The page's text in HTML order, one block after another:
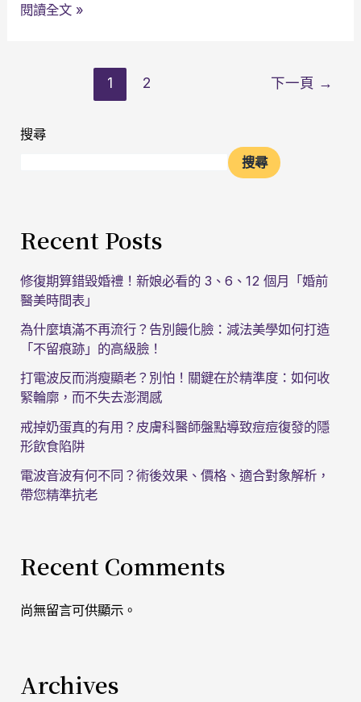
閱讀全文 »
1 2 下一頁 →
搜尋
搜尋
Recent Posts
修復期算錯毀婚禮！新娘必看的 3、6、12 個月「婚前
醫美時間表」
為什麼填滿不再流行？告別饅化臉：減法美學如何打造
「不留痕跡」的高級臉！
打電波反而消瘦顯老？別怕！關鍵在於精準度：如何收
緊輪廓，而不失去澎潤感
戒掉奶蛋真的有用？皮膚科醫師盤點導致痘痘復發的隱
形飲食陷阱
電波音波有何不同？術後效果、價格、適合對象解析，
帶您精準抗老
Recent Comments
尚無留言可供顯示。
Archives